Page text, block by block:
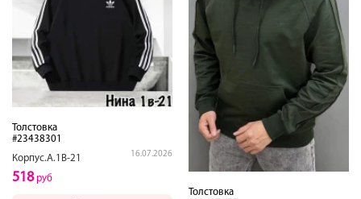
Толстовка
#23438301
Корпус.А.1В-21
16.07.2026
518руб
Толстовка